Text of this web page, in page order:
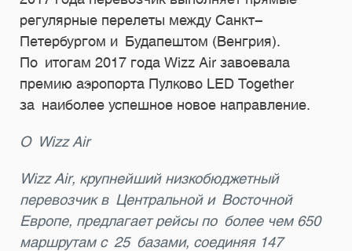
регулярные перелеты между Санкт-
Петербургом и Будапештом (Венгрия).
По итогам 2017 года Wizz Air завоевала
премию аэропорта Пулково LED Together
за наиболее успешное новое направление.
О Wizz Air
Wizz Air, крупнейший низкобюджетный
перевозчик в Центральной и Восточной
Европе, предлагает рейсы по более чем 650
маршрутам с 25 базами, соединяя 147